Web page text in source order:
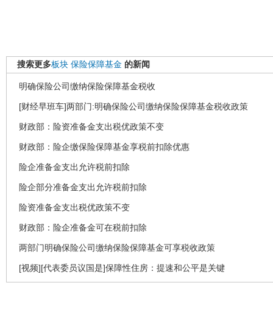
搜索更多板块 保险保障基金 的新闻
明确保险公司缴纳保险保障基金税收
[财经早班车]两部门:明确保险公司缴纳保险保障基金税收政策
财政部：险资准备金支出税优政策不变
财政部：险企缴保险保障基金享税前扣除优惠
险企准备金支出允许税前扣除
险企部分准备金支出允许税前扣除
险资准备金支出税优政策不变
财政部：险企准备金可在税前扣除
两部门明确保险公司缴纳保险保障基金可享税收政策
[视频][代表委员议国是]保障性住房：提速和公平是关键